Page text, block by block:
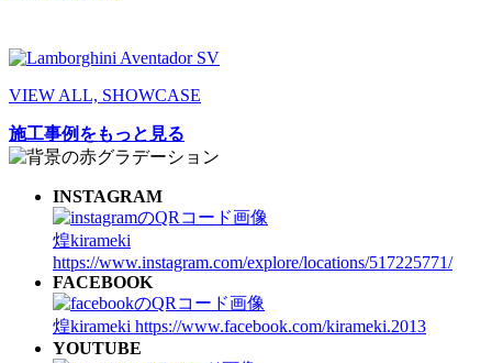
VIEW ALL, SHOWCASE
施工事例をもっと見る
INSTAGRAM
煌kirameki
https://www.instagram.com/explore/locations/517225771/
FACEBOOK
煌kirameki https://www.facebook.com/kirameki.2013
YOUTUBE